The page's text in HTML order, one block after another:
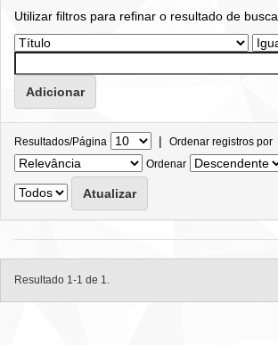
Utilizar filtros para refinar o resultado de busca.
Resultados/Página | Ordenar registros por
Ordenar
Resultado 1-1 de 1.